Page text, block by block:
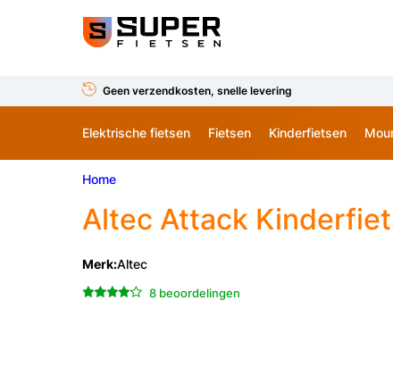
Geen verzendkosten, snelle levering
Elektrische fietsen Fietsen Kinderfietsen
Home
Altec Attack
Merk:Altec
8 beoordelingen